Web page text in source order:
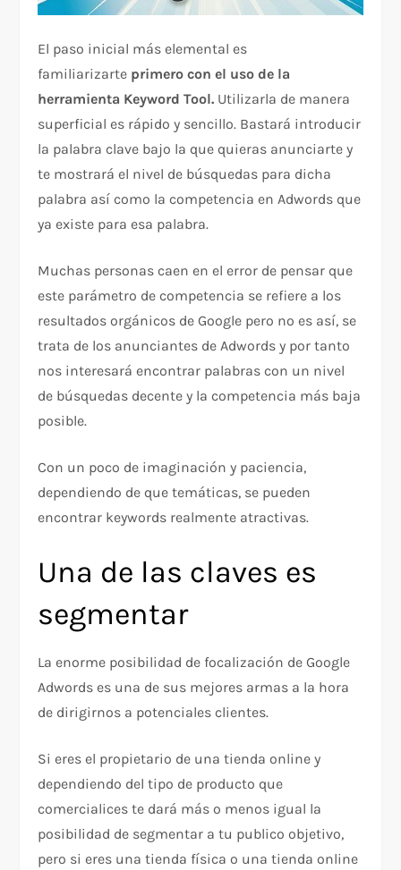
El paso inicial más elemental es
familiarizarte primero con el uso de la
herramienta Keyword Tool. Utilizarla de manera
superficial es rápido y sencillo. Bastará introducir
la palabra clave bajo la que quieras anunciarte y
te mostrará el nivel de búsquedas para dicha
palabra así como la competencia en Adwords que
ya existe para esa palabra.
Muchas personas caen en el error de pensar que
este parámetro de competencia se refiere a los
resultados orgánicos de Google pero no es así, se
trata de los anunciantes de Adwords y por tanto
nos interesará encontrar palabras con un nivel
de búsquedas decente y la competencia más baja
posible.
Con un poco de imaginación y paciencia,
dependiendo de que temáticas, se pueden
encontrar keywords realmente atractivas.
Una de las claves es
segmentar
La enorme posibilidad de focalización de Google
Adwords es una de sus mejores armas a la hora
de dirigirnos a potenciales clientes.
Si eres el propietario de una tienda online y
dependiendo del tipo de producto que
comercialices te dará más o menos igual la
posibilidad de segmentar a tu publico objetivo,
pero si eres una tienda física o una tienda online